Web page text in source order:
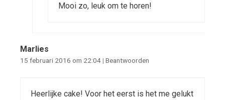
Mooi zo, leuk om te horen!
Marlies
15 februari 2016 om 22:04| Beantwoorden
Heerlijke cake! Voor het eerst is het me gelukt